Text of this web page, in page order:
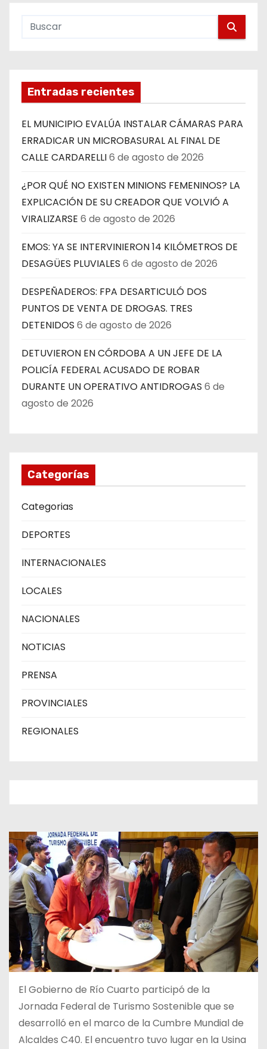
Entradas recientes
EL MUNICIPIO EVALÚA INSTALAR CÁMARAS PARA
ERRADICAR UN MICROBASURAL AL FINAL DE
CALLE CARDARELLI6 de agosto de 2026
¿POR QUÉ NO EXISTEN MINIONS FEMENINOS? LA
EXPLICACIÓN DE SU CREADOR QUE VOLVIÓ A
VIRALIZARSE 6 de agosto de 2026
EMOS: YA SE INTERVINIERON 14 KILÓMETROS DE
DESAGÜES PLUVIALES 6 de agosto de 2026
DESPEÑADEROS: FPA DESARTICULÓ DOS
PUNTOS DE VENTA DE DROGAS. TRES
DETENIDOS 6 de agosto de 2026
DETUVIERON EN CÓRDOBA A UN JEFE DE LA
POLICÍA FEDERAL ACUSADO DE ROBAR
DURANTE UN OPERATIVO ANTIDROGAS 6 de
agosto de 2026
Categorías
Categorias
DEPORTES
INTERNACIONALES
LOCALES
NACIONALES
NOTICIAS
PRENSA
PROVINCIALES
REGIONALES
El Gobierno de Río Cuarto participó de la
Jornada Federal de Turismo Sostenible que se
desarrolló en el marco de la Cumbre Mundial de
Alcaldes C40. El encuentro tuvo lugar en la Usina